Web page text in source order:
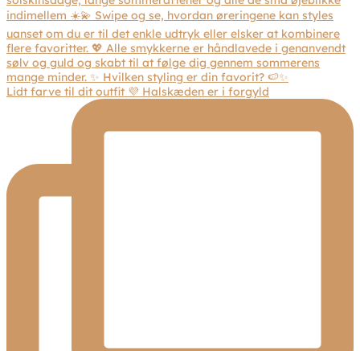
Lidt farve til dit outfit 💜 Halskæden er i forgyld